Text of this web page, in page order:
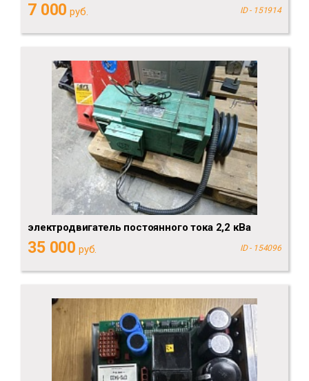
7 000 руб. ID - 151914
электродвигатель постоянного тока 2,2 кВа
35 000 руб. ID - 154096